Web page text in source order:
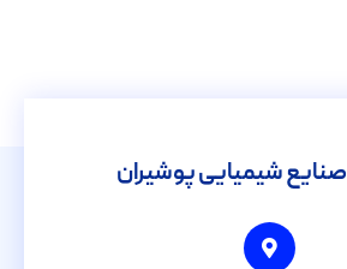
صنایع شیمیایی پوشیران